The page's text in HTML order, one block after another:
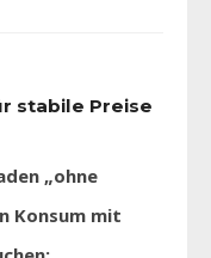
stabile Preise
„ohne
Konsum mit